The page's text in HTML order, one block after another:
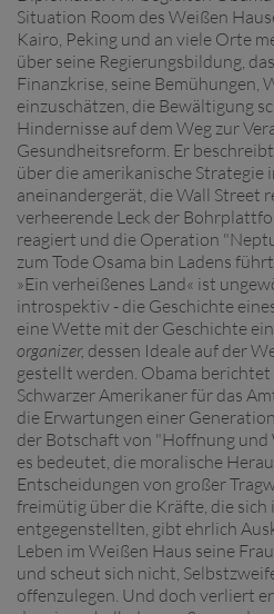
Situation Room des Weißen
Kairo, Peking und an viele Orte
über seine Regierungsbildung,
Finanzkrise, seine Bemühungen,
einzuschätzen, die Bewältigung
Hindernisse auf dem Weg zur
Gesundheitsreform. Er
über die amerikanische Strategie
aneinandergerät, die Wall Street
verheerende Leck der
reagiert und die Operation
zum Tode Osama bin Ladens führt.
»Ein verheißenes Land« ist
introspektiv - die Geschichte
eine Wette mit der Geschichte
organizer, dessen Ideale auf der
gestellt werden. Obama
Schwarzer Amerikaner für das
die Erwartungen einer
der Botschaft von "Hoffnung und
es bedeutet, die moralische
Entscheidungen von großer
freimütig über die Kräfte, die sich
entgegenstellten, gibt ehrlich
Leben im Weißen Haus seine
und scheut sich nicht,
offenzulegen. Und doch verliert